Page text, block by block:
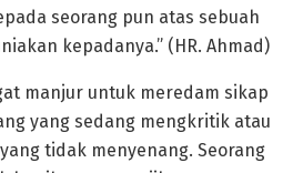
seorang pun atas sebuah
kepadanya.” (HR. Ahmad)
manjur untuk meredam sikap
yang sedang mengkritik atau
tidak menyenang. Seorang